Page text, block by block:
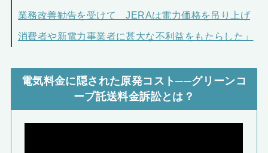
業務改善勧告を受けて JERAは電力価格を吊り上げ
消費者や新電力事業者に甚大な不利益をもたらした」
電気料金に隠された原発コスト──グリーンコ
ープ託送料金訴訟とは？